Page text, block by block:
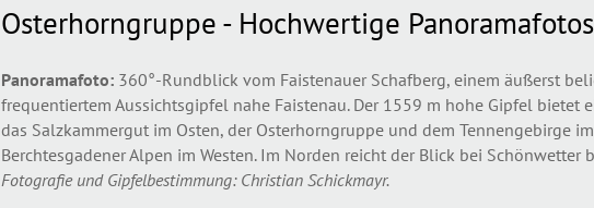
Osterhorngruppe - Hochwertige Panoramafotos
Panoramafoto:360°-Rundblick vom Faistenauer Schafberg, einem äußerst
frequentiertem Aussichtsgipfel nahe Faistenau. Der 1559 m hohe Gipfel bietet
das Salzkammergut im Osten, der Osterhorngruppe und dem Tennengebirge
Berchtesgadener Alpen im Westen. Im Norden reicht der Blick bei Schönwetter
Fotografie und Gipfelbestimmung: Christian Schickmayr.